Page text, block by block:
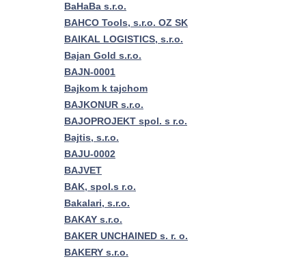
BaHaBa s.r.o.
BAHCO Tools, s.r.o. OZ SK
BAIKAL LOGISTICS, s.r.o.
Bajan Gold s.r.o.
BAJN-0001
Bajkom k tajchom
BAJKONUR s.r.o.
BAJOPROJEKT spol. s r.o.
Bajtis, s.r.o.
BAJU-0002
BAJVET
BAK, spol.s r.o.
Bakalari, s.r.o.
BAKAY s.r.o.
BAKER UNCHAINED s. r. o.
BAKERY s.r.o.